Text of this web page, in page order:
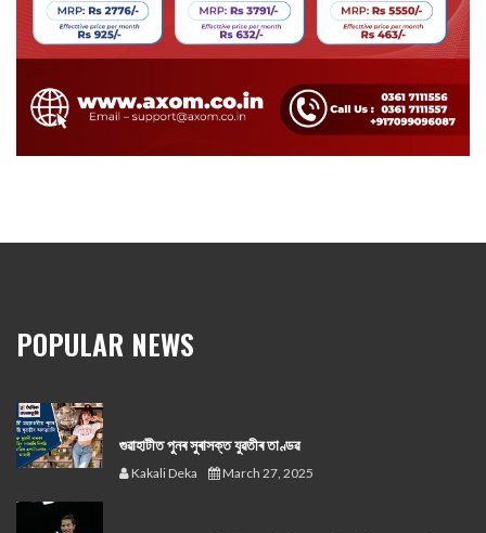
POPULAR NEWS
গুৱাহাটীত পুনৰ সুৰাসক্ত যুৱতীৰ তাণ্ডৱ
Kakali Deka March 27, 2025